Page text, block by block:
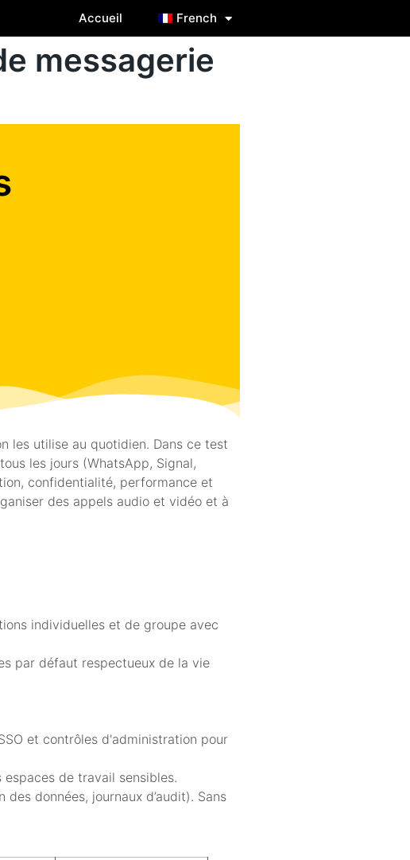
Accueil French
messagerie
les utilise au quotidien. Dans ce test
les jours (WhatsApp, Signal,
confidentialité, performance et
des appels audio et vidéo et à
individuelles et de groupe avec
par défaut respectueux de la vie
et contrôles d'administration pour
de travail sensibles.
données, journaux d’audit). Sans